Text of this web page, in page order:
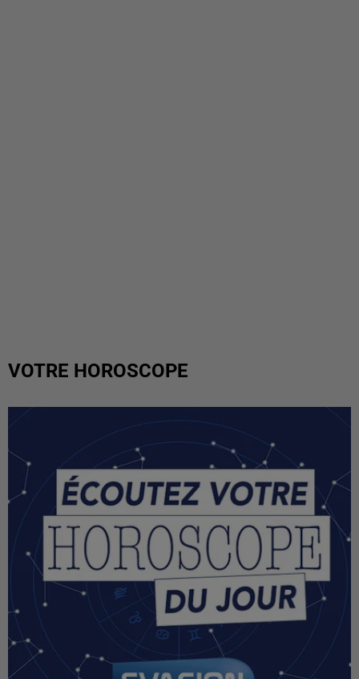
VOTRE HOROSCOPE